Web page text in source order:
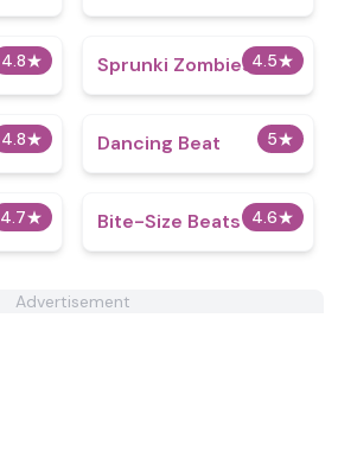
4.8★ 4.5★
Sprunki Zombies
4.8★ 5★
Dancing Beat
4.7★ 4.6★
Bite-Size Beats
Advertisement